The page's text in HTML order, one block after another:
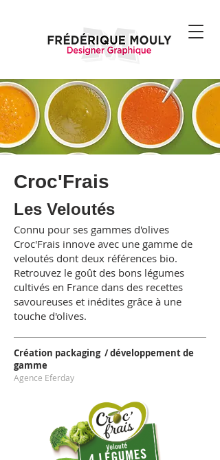
Croc'Frais
Les Veloutés
Connu pour ses gammes d'olives
Croc'Frais innove avec une gamme de
veloutés dont deux références bio.
Retrouvez le goût des bons légumes
cultivés en France dans des recettes
savoureuses et inédites grâce à une
touche d'olives.
Création packaging / développement de
gamme
Agence Eferday